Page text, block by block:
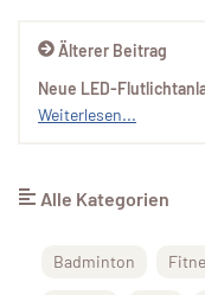
Älterer Beitrag
Neue LED-
Weiterlesen...
Alle Kategorien
Badminton